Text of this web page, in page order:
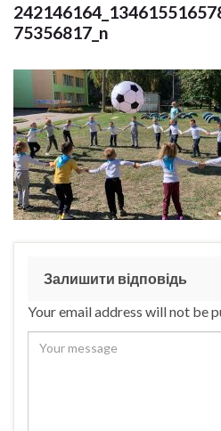
75356817_n
Залишити відповідь
Your email address will not be